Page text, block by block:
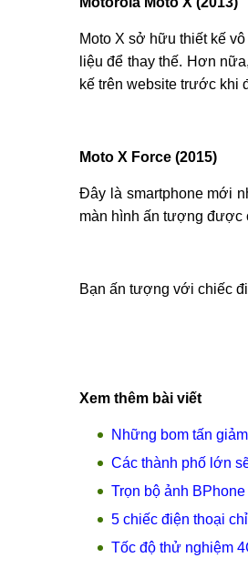
Moto X sở hữu thiết kế
liệu để thay thế. Hơn
kế trên website trước khi
Moto X Force (2015)
Đây là smartphone mới
màn hình ấn tượng được
Bạn ấn tượng với chiếc
Xem thêm bài viết
Những bom tấn
Các thành phố lớn
Trọn bộ ảnh
5 chiếc điện thoại
Tốc độ thử nghiệm